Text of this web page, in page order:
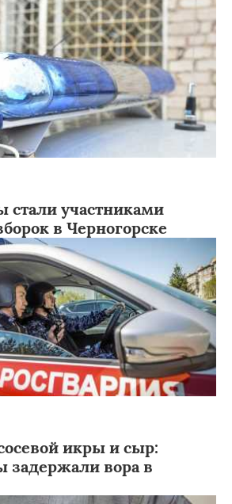
стали участниками
в Черногорске
икры и сыр:
задержали вора в